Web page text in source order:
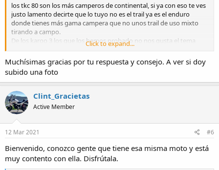
los tkc 80 son los más camperos de continental, si ya con eso te ves
justo lamento decirte que lo tuyo no es el trail ya es el enduro
donde tienes más gama campera que no unos trail de uso mixto
tirando a campo.
De los karoo 3 los que los hemos probado no nos gusta el tema
ruido luego en asfalto es casi insufrible luego en campo es bien pero
tampoco te creas que varían mucho de los tkc que es a lo que
volveremos todos
Click to expand...
Muchísimas gracias por tu respuesta y consejo. A ver si doy
subido una foto
Clint_Gracietas
Active Member
12 Mar 2021 #6
Bienvenido, conozco gente que tiene esa misma moto y está
muy contento con ella. Disfrútala.